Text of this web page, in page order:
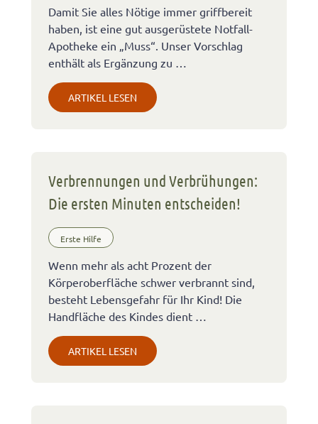
Damit Sie alles Nötige immer griffbereit
haben, ist eine gut ausgerüstete Notfall-
Apotheke ein „Muss“. Unser Vorschlag
enthält als Ergänzung zu …
ARTIKEL LESEN
Verbrennungen und Verbrühungen:
Die ersten Minuten entscheiden!
Erste Hilfe
Wenn mehr als acht Prozent der
Körperoberfläche schwer verbrannt sind,
besteht Lebensgefahr für Ihr Kind! Die
Handfläche des Kindes dient …
ARTIKEL LESEN